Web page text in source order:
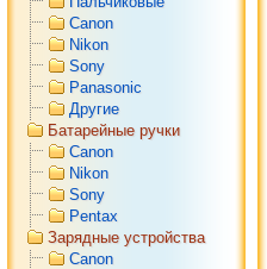
Canon
Nikon
Sony
Panasonic
Другие
Батарейные ручки
Canon
Nikon
Sony
Pentax
Зарядные устройства
Canon